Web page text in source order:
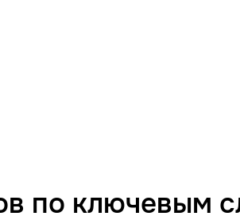
по ключевым